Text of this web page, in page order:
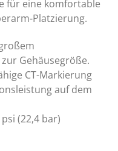
für eine komfortable
Platzierung.
Gehäusegröße.
CT-Markierung
auf dem
(22,4 bar)